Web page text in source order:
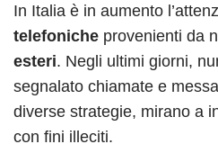
In Italia è in aumento
telefoniche provenienti da
esteri. Negli ultimi giorni,
segnalato chiamate e
diverse strategie, mirano a
con fini illeciti.